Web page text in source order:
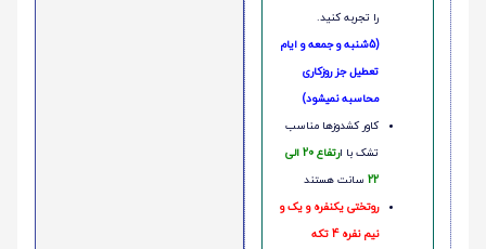
را تجربه کنید.
(5شنبه و جمعه و ایام
تعطیل جز روزکاری
محاسبه نمیشود)
کاور کشدوزها مناسب
تشک با ا
رتفاع 20 الی
22 سانت هستند
روتختی یکنفره و یک و
نیم نفره 4 تکه